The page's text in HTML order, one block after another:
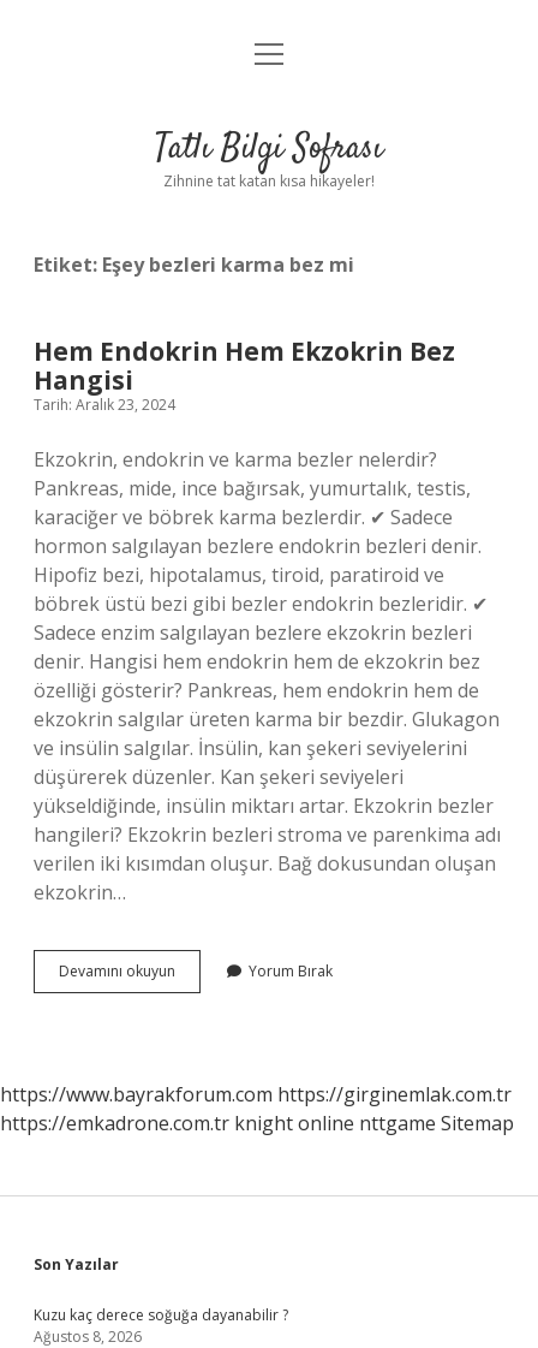
Anasayfa
Yasal Uyarı
menüyü
Tatlı Bilgi Sofrası
Zihnine tat katan kısa hikayeler!
Etiket: Eşey bezleri karma bez mi
Hem Endokrin Hem Ekzokrin Bez
Hangisi
Tarih: Aralık 23, 2024
Ekzokrin, endokrin ve karma bezler nelerdir?
Pankreas, mide, ince bağırsak, yumurtalık, testis,
karaciğer ve böbrek karma bezlerdir. ✔ Sadece
hormon salgılayan bezlere endokrin bezleri denir.
Hipofiz bezi, hipotalamus, tiroid, paratiroid ve
böbrek üstü bezi gibi bezler endokrin bezleridir. ✔
Sadece enzim salgılayan bezlere ekzokrin bezleri
denir. Hangisi hem endokrin hem de ekzokrin bez
özelliği gösterir? Pankreas, hem endokrin hem de
ekzokrin salgılar üreten karma bir bezdir. Glukagon
ve insülin salgılar. İnsülin, kan şekeri seviyelerini
düşürerek düzenler. Kan şekeri seviyeleri
yükseldiğinde, insülin miktarı artar. Ekzokrin bezler
hangileri? Ekzokrin bezleri stroma ve parenkima adı
verilen iki kısımdan oluşur. Bağ dokusundan oluşan
ekzokrin…
Devamını okuyun
Endokrin
Yorum Bırak
https://www.bayrakforum.com https://girginemlak.com.tr
https://emkadrone.com.tr knight online nttgame Sitemap
Sidebar
Son Yazılar
Kuzu kaç derece soğuğa dayanabilir ?
Ağustos 8, 2026